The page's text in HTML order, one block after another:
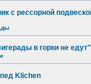
с рессорной
в горки не
Klichen